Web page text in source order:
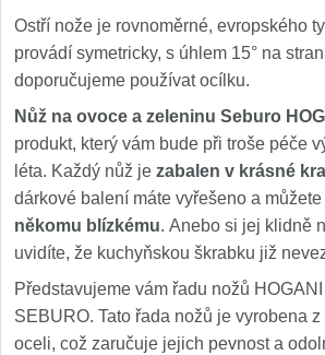
Ostří nože je rovnoměrné, evropského
provádí symetricky, s úhlem 15° na
doporučujeme používat ocílku.
Nůž na ovoce a zeleninu Seburo
produkt, který vám bude při troše péče
léta. Každý nůž je zabalen v krásné
dárkové balení máte vyřešeno a
někomu blízkému. Anebo si jej klidně
uvidíte, že kuchyňskou škrabku již
Představujeme vám řadu nožů
SEBURO. Tato řada nožů je vyrobena
oceli, což zaručuje jejich pevnost a